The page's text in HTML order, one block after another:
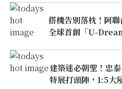
搭機告別落枕！阿
全球首創「U-
建築迷必朝聖！忠
特展打頭陣，1:5大